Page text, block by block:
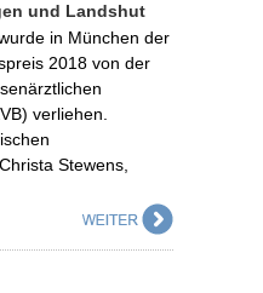
und Landshut
in München der
2018 von der
verliehen.
Stewens,